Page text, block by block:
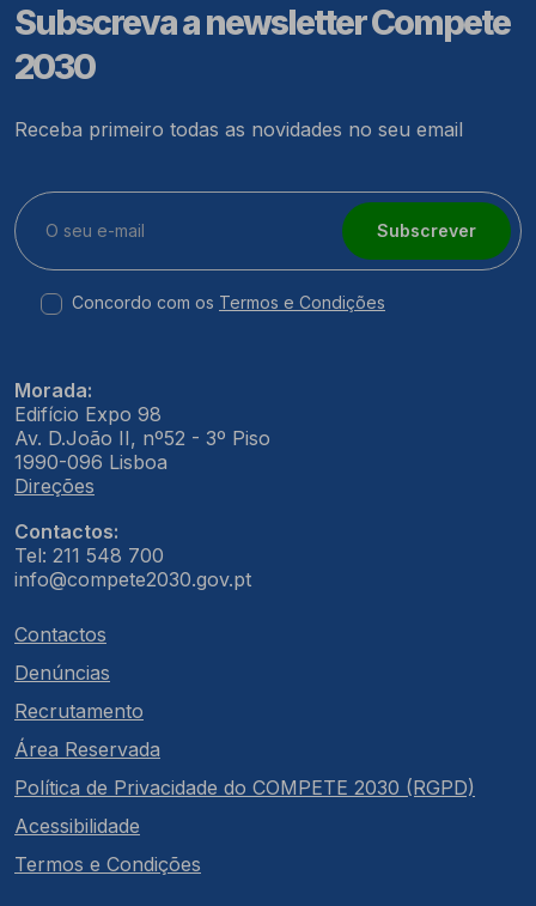
Subscreva a newsletter Compete
2030
Receba primeiro todas as novidades no seu email
Subscrever
Concordo com os Termos e Condições
Morada:
Edifício Expo 98
Av. D.João II, nº52 - 3º Piso
1990-096 Lisboa
Direções
Contactos:
Tel: 211 548 700
info@compete2030.gov.pt
Contactos
Denúncias
Recrutamento
Área Reservada
Política de Privacidade do COMPETE 2030 (RGPD)
Acessibilidade
Termos e Condições